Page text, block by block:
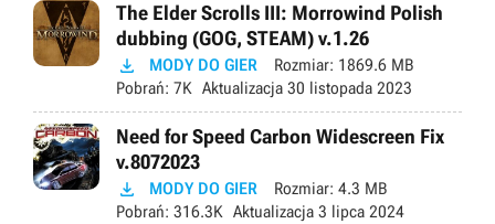
The Elder Scrolls III: Morrowind Polish
dubbing (GOG, STEAM) v.1.26
 MODY DO GIER Rozmiar: 1869.6 MB
Pobrań: 7K Aktualizacja 30 listopada 2023
Need for Speed Carbon Widescreen Fix
v.8072023
 MODY DO GIER Rozmiar: 4.3 MB
Pobrań: 316.3K Aktualizacja 3 lipca 2024